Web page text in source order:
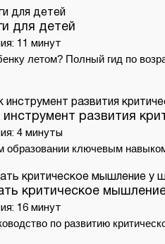
для детей
11 минут
летом? Полный гид по
развития
4 минуты
образовании ключевым
критическое
16 минут
по развитию